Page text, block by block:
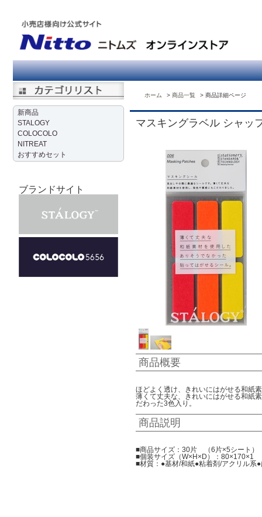
新商品
STALOGY
COLOCOLO
NITREAT
おすすめセット
ブランドサイト
ホーム 商品一覧 商品詳細ページ
マスキングラベル シャッ
商品概要
ほどよく透け、きれいにはがせる和紙
薄くて丈夫な、きれいにはがせる和紙
だわった3色入り。
商品説明
■商品サイズ：30片 （6片×5シート）
■個装サイズ（W×H×D）：80×170×1
■材質：●基材/和紙●粘着剤/アクリル系